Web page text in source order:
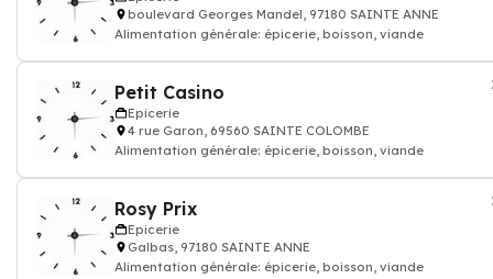
boulevard Georges Mandel, 97180 SAINTE ANNE
Alimentation générale: épicerie, boisson, viande
Petit Casino
Epicerie
4 rue Garon, 69560 SAINTE COLOMBE
Alimentation générale: épicerie, boisson, viande
Rosy Prix
Epicerie
Galbas, 97180 SAINTE ANNE
Alimentation générale: épicerie, boisson, viande